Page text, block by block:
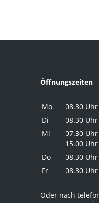
Öffnungszeiten
Mo
08.30
Di
08.30
Mi
07.30
15.00
Do
08.30
Fr
08.30
Oder nach